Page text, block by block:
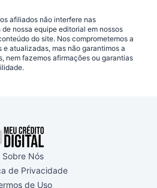
afiliados não interfere nas
nossa equipe editorial em nossos
do site. Nos comprometemos a
atualizadas, mas não garantimos a
nem fazemos afirmações ou garantias
Sobre Nós
de Privacidade
de Uso